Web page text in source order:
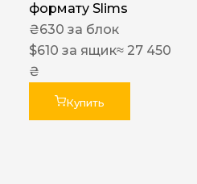
формату Slims
₴630 за блок
$610 за ящик≈ 27 450
₴
Купить